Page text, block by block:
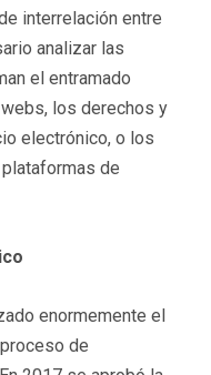
interrelación entre
analizar las
el entramado
los derechos y
electrónico, o los
de
enormemente el
de